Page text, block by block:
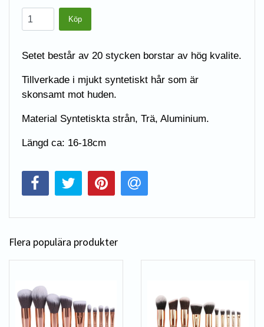
Setet består av 20 stycken borstar av hög kvalite.
Tillverkade i mjukt syntetiskt hår som är
skonsamt mot huden.
Material Syntetiskta strån, Trä, Aluminium.
Längd ca: 16-18cm
Flera populära produkter